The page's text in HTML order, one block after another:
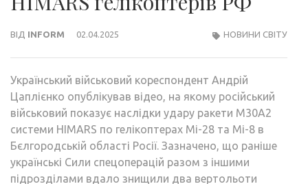
ВІД INFORM 02.04.2025 НОВИНИ СВІТУ
Український військовий кореспондент Андрій
Цаплієнко опублікував відео, на якому російський
військовий показує наслідки удару ракети M30A2
системи HIMARS по гелікоптерах Мі-28 та Мі-8 в
Бєлгородській області Росії. Зазначено, що раніше
українські Сили спецоперацій разом з іншими
підрозділами вдало знищили два вертольоти